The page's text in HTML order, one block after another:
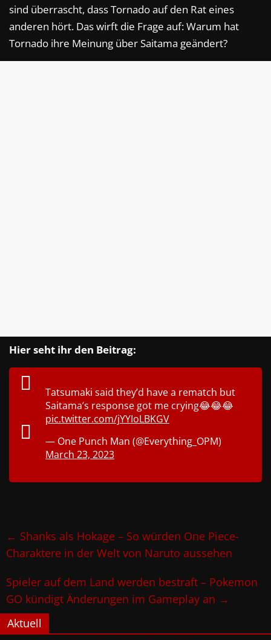
sind überrascht, dass Tornado auf den Rat eines
anderen hört. Das wirft die Frage auf: Warum hat
Tornado ihre Meinung über Saitama geändert?
Hier seht ihr den Beitrag:
Tatsumaki said they’d have a rematch but
Saitama’s response got me crying😂😂😂
pic.twitter.com/jYYIoLBKGV
— One Punch Man (@Everything_OPM)
March 23, 2023
← Shanks als Hokage – So würden One Piece-
Charaktere in der Welt von Naruto aussehen
Spieler auf dem Land werden bestraft – Pokemon
GO kündigt Änderungen im Gameplay an →
Aktuell